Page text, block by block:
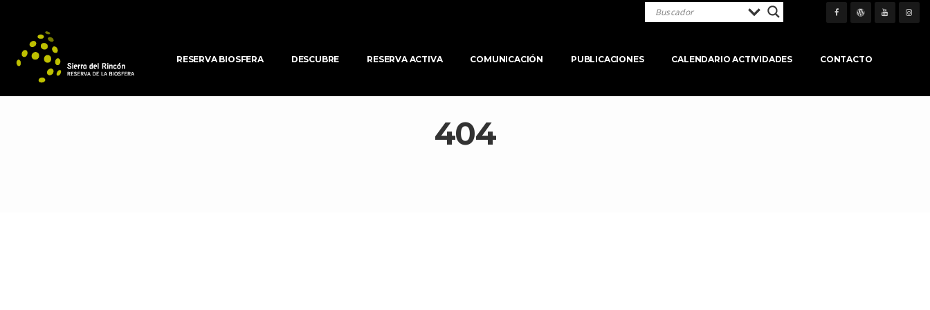
RESERVA BIOSFERA DESCUBRE RESERVA ACTIVA COMUNICACIÓN PUBLICACIONES CALENDARIO ACTIVIDADES CONTACTO
404